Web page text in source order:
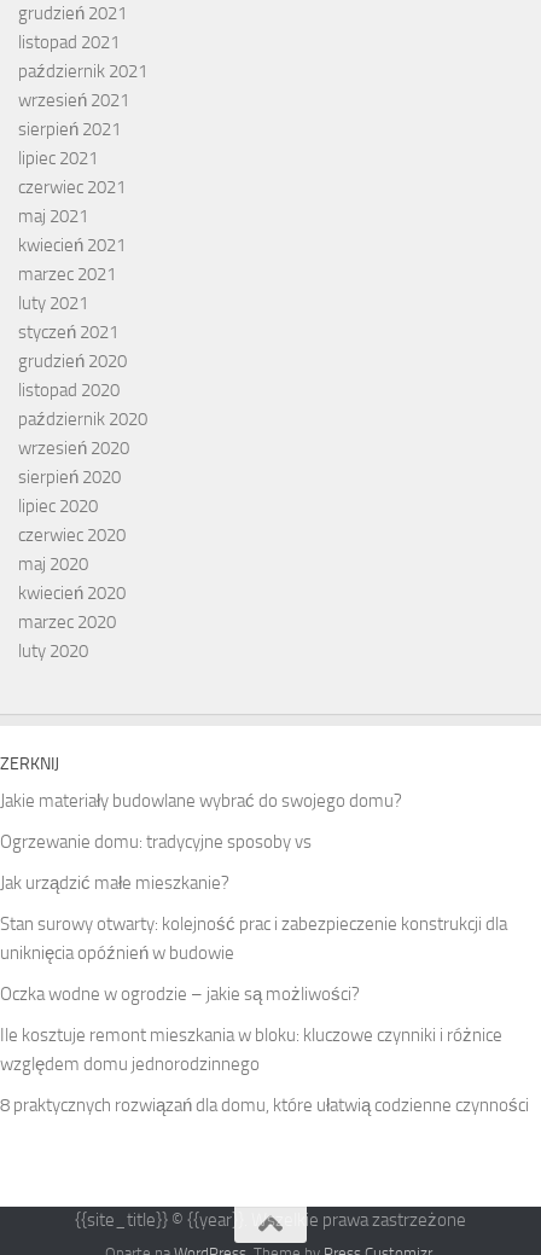
grudzień 2021
listopad 2021
październik 2021
wrzesień 2021
sierpień 2021
lipiec 2021
czerwiec 2021
maj 2021
kwiecień 2021
marzec 2021
luty 2021
styczeń 2021
grudzień 2020
listopad 2020
październik 2020
wrzesień 2020
sierpień 2020
lipiec 2020
czerwiec 2020
maj 2020
kwiecień 2020
marzec 2020
luty 2020
ZERKNIJ
Jakie materiały budowlane wybrać do swojego domu?
Ogrzewanie domu: tradycyjne sposoby vs
Jak urządzić małe mieszkanie?
Stan surowy otwarty: kolejność prac i zabezpieczenie konstrukcji dla
uniknięcia opóźnień w budowie
Oczka wodne w ogrodzie – jakie są możliwości?
Ile kosztuje remont mieszkania w bloku: kluczowe czynniki i różnice
względem domu jednorodzinnego
8 praktycznych rozwiązań dla domu, które ułatwią codzienne czynności
{{site_title}} © {{year}}. Wszelkie prawa zastrzeżone